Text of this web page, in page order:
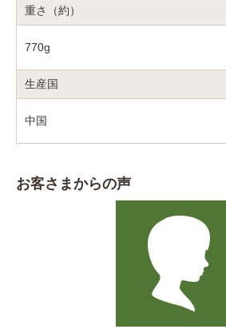
重さ（約）
770g
生産国
中国
お客さまからの声